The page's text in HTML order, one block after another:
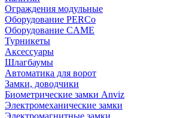
Ограждения модульные
Оборудование PERCo
Оборудование CAME
Турникеты
Аксессуары
Шлагбаумы
Автоматика для ворот
Замки, доводчики
Биометрические замки Anviz
Электромеханические замки
Электромагнитные замки